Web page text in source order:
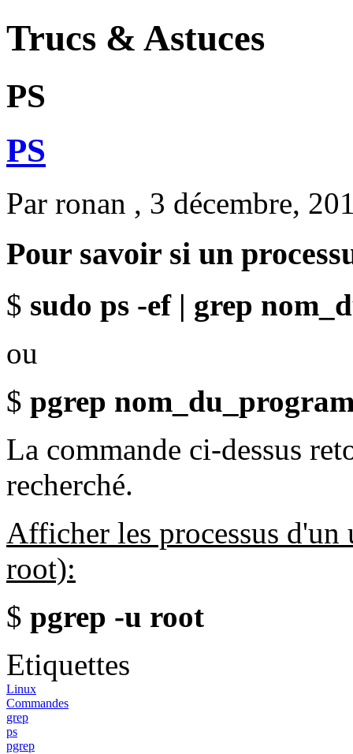
Trucs & Astuces
PS
PS
Par ronan , 3 décembre,
Pour savoir si un
$ sudo ps -ef | grep
ou
$ pgrep
La commande ci-dessus
recherché.
Afficher les processus
root):
$ pgrep -u root
Etiquettes
Linux
Commandes
grep
ps
pgrep